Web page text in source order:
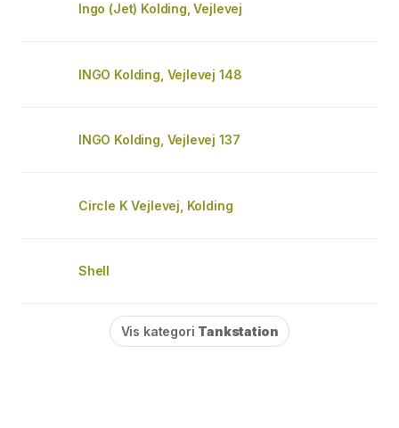
Ingo (Jet) Kolding, Vejlevej
INGO Kolding, Vejlevej 148
INGO Kolding, Vejlevej 137
Circle K Vejlevej, Kolding
Shell
Vis kategori Tankstation